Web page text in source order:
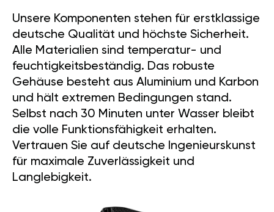
Unsere Komponenten stehen für erstklassige
deutsche Qualität und höchste Sicherheit.
Alle Materialien sind temperatur- und
feuchtigkeitsbeständig. Das robuste
Gehäuse besteht aus Aluminium und Karbon
und hält extremen Bedingungen stand.
Selbst nach 30 Minuten unter Wasser bleibt
die volle Funktionsfähigkeit erhalten.
Vertrauen Sie auf deutsche Ingenieurskunst
für maximale Zuverlässigkeit und
Langlebigkeit.